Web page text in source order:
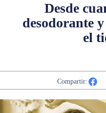
Desde
desodorante
el
Compartir: